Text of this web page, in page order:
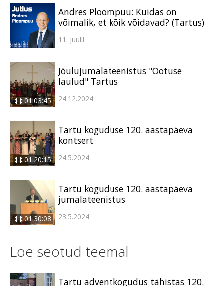
Andres Ploompuu: Kuidas on
võimalik, et kõik võidavad? (Tartus)
11. juulil
01:03:45
Jõulujumalateenistus "Ootuse
laulud" Tartus
24.12.2024
01:20:15
Tartu koguduse 120. aastapäeva
kontsert
24.5.2024
01:30:08
Tartu koguduse 120. aastapäeva
jumalateenistus
23.5.2024
Loe seotud teemal
Tartu adventkogudus tähistas 120.